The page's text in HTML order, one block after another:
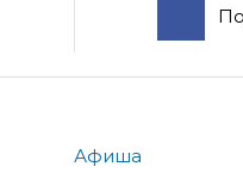
Афиша